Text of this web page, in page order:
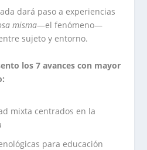
dará paso a experiencias
misma—el fenómeno—
sujeto y entorno.
los 7 avances con mayor
mixta centrados en la
para educación